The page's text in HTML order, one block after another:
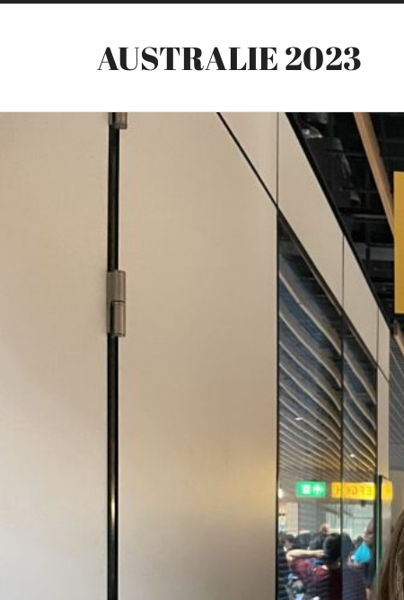
AUSTRALIE 2023